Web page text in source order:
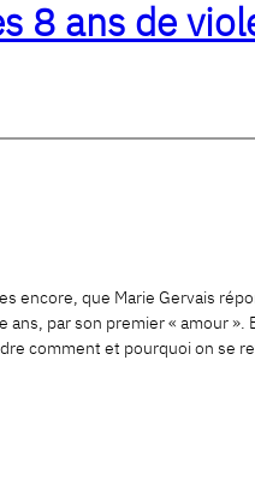
8 ans de
encore, que Marie Gervais
par son premier « amour ».
comment et pourquoi on se